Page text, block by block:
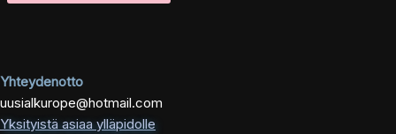
Yhteydenotto
uusialkurope@hotmail.com
Yksityistä asiaa ylläpidolle